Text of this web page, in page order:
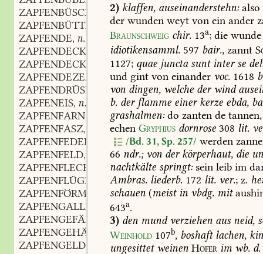
ZAPFENBÜSCHEL
n.
ZAPFENBÜTTE
ZAPFENDE, n.
ZAPFENDECKE
ZAPFENDECKEL
m.
ZAPFENDEZEM
m.
ZAPFENDRÜSE
ZAPFENEIS, n.
ZAPFENFARN
ZAPFENFASZ,
ZAPFENFEDER
ZAPFENFELD,
ZAPFENFLECK
ZAPFENFLÜGEL
m.
ZAPFENFÖRMIG
adj.
ZAPFENGALLE
ZAPFENGEFÄLLE
n.
ZAPFENGEHÄUSE
,n.
ZAPFENGELD
2) klaffen, auseinanderstehn:also
der wunden weyt von ein ander
Braunschweig chir. 13a; die wunde
idiotikensamml. 597 bair., zannt
1127; quae junctasuntinterse
und gint von einander voc. 1618
von dingen, welche derwind
b. derflamme einerkerze ebda,
grashalmen:do zanten de tannen,
echen Gryphius dornrose 308 lit.
/Bd. 31, Sp. 257/ werden
66 ndr.;von derkörperhaut, die
nachtkälte springt:sein leib im
Ambras. liederb. 172 lit. ver.; z.
schauen (meistin vbdg. mit
643a.
3) den mundverziehen aus neid,
Weinhold 107b, boshaftlachen,
ungesittetweinen Höfer im wb. d.